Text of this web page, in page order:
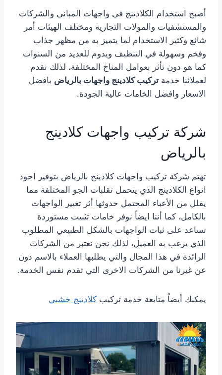
أصبح استخدام الكلادينج في واجهات المباني والشركات
والمستشفيات والمولات التجارية ومختلف الهيئات أمر
شائع وكثير الاستخدام لما يتميز به من مظهر جذاب
وفخم وسهولة في التنظيف ويدوم للعديد من السنوات
كما هو دون تأثر بعوامل المناخ المختلفة، لذلك نقدم
لعملائنا خدمة تركيب كلادينج واجهات بالرياض بافضل
الاسعار وافضل الخامات عالية الجودة.
شركة تركيب واجهات كلادينج
بالرياض
تهتم شركة تركيب واجهات كلادينج بالرياض بتوفير اجود
انواع الكلادينج الذي يتحمل تقلبات الجو المختلفة مما
يقلل من الأعباء المحتمل حدوثها أثر تغيير الواجهات
بالكامل، كما أننا ايضاً نوفر خامات تثبيت مستوردة
تساعد على ثبات الواجهات بالشكل الطبيعي المطلوب
الذي يرغب به العميل، لذلك نحن نعتبر من الشركات
الرائدة في هذا المجال والتي يطلبها العملاء بالاسم دون
عن غيرنا من الشركات الاخرى التي تقدم نفس الخدمة.
يمكنك أيضاً متابعة خدمة تركيب كلادينج خشبي